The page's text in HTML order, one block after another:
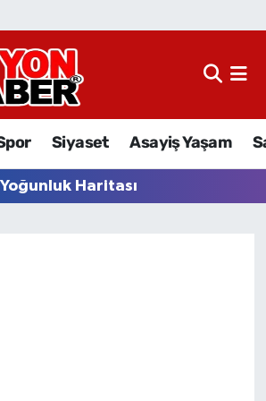
Siyaset Asayiş Yaşam
Haritası